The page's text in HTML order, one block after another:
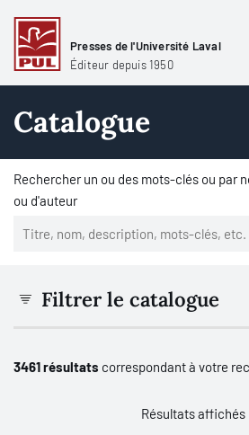
Presses de l'Université Laval
Éditeur depuis 1950
Catalogue
Rechercher un ou des mots-clés ou par
ou d'auteur
Filtrer le catalogue
3461 résultats correspondant à votre
Résultats affichés